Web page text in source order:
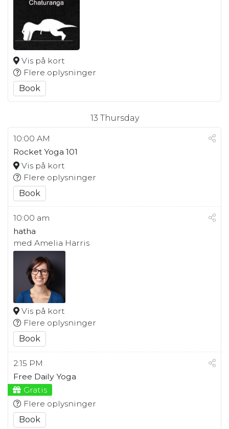
Vis på kort
Flere oplysninger
Book
13 Thursday
10:00 AM
Rocket Yoga 101
Vis på kort
Flere oplysninger
Book
10:00 am
hatha
med Amelia Harris
Vis på kort
Flere oplysninger
Book
2:15 PM
Free Daily Yoga
Gratis
Flere oplysninger
Book